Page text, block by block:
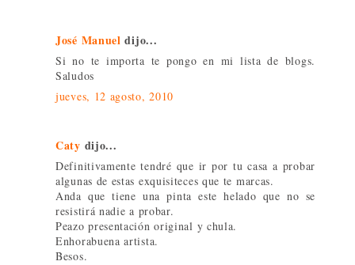
José Manuel dijo...
Si no te importa te pongo en mi lista de blogs.
Saludos
jueves, 12 agosto, 2010
Caty dijo...
Definitivamente tendré que ir por tu casa a probar
algunas de estas exquisiteces que te marcas.
Anda que tiene una pinta este helado que no se
resistirá nadie a probar.
Peazo presentación original y chula.
Enhorabuena artista.
Besos.